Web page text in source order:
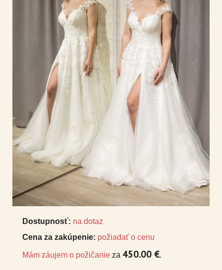
Dostupnosť: na dotaz
Cena za zakúpenie: požiadať o cenu
Mám záujem o požičanie za 450.00 €.